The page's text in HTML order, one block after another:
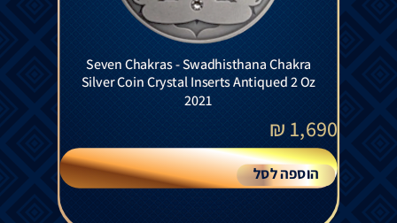
Seven Chakras - Swadhisthana Chakra
Silver Coin Crystal Inserts Antiqued 2 Oz
2021
1,690
₪
הוספה לסל